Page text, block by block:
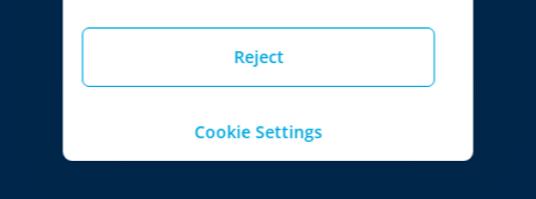
Reject
Cookie Settings